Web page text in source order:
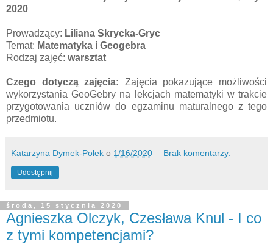
2020
Prowadzący: Liliana Skrycka-Gryc
Temat: Matematyka i Geogebra
Rodzaj zajęć: warsztat
Czego dotyczą zajęcia: Zajęcia pokazujące możliwości
wykorzystania GeoGebry na lekcjach matematyki w trakcie
przygotowania uczniów do egzaminu maturalnego z tego
przedmiotu.
Katarzyna Dymek-Polek o 1/16/2020 Brak komentarzy:
Udostępnij
środa, 15 stycznia 2020
Agnieszka Olczyk, Czesława Knul - I co
z tymi kompetencjami?